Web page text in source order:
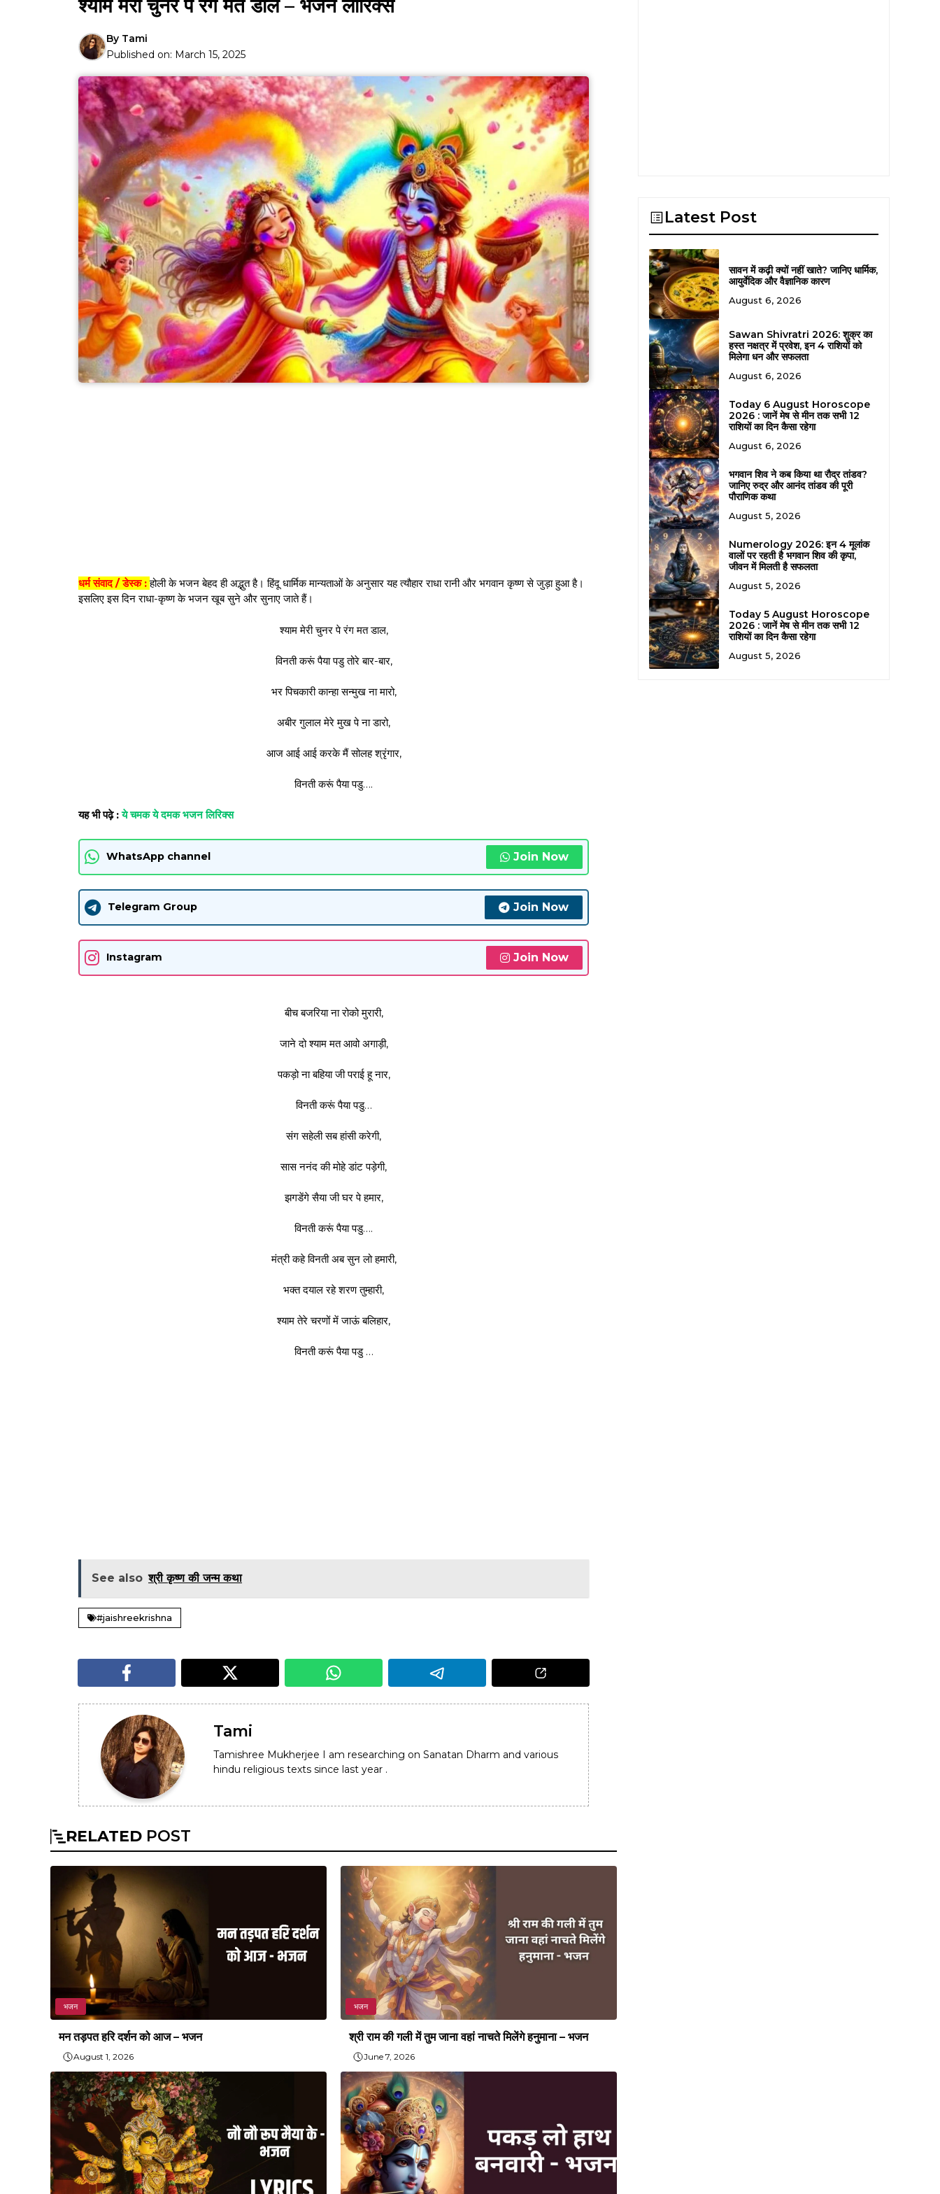
श्याम मेरी चुनर पे रंग मत डाल – भजन लीरिक्स
By Tami
Published on: March 15, 2025
धर्म संवाद / डेस्क :होली के भजन बेहद ही अद्भुत है। हिंदू धार्मिक मान्यताओं के अनुसार यह त्यौहार राधा रानी और भगवान कृष्ण से जुड़ा हुआ है।
इसलिए इस दिन राधा-कृष्ण के भजन खूब सुने और सुनाए जाते हैं।
श्याम मेरी चुनर पे रंग मत डाल,
विनती करूं पैया पडु तोरे बार-बार,
भर पिचकारी कान्हा सन्मुख ना मारो,
अबीर गुलाल मेरे मुख पे ना डारो,
आज आई आई करके मैं सोलह श्रृंगार,
विनती करूं पैया पडु….
यह भी पढ़े : ये चमक ये दमक भजन लिरिक्स
WhatsApp channel Join Now
Telegram Group Join Now
Instagram Join Now
बीच बजरिया ना रोको मुरारी,
जाने दो श्याम मत आवो अगाड़ी,
पकड़ो ना बहिया जी पराई हू नार,
विनती करूं पैया पडु…
संग सहेली सब हांसी करेगी,
सास ननंद की मोहे डांट पड़ेगी,
झगडेंगे सैया जी घर पे हमार,
विनती करूं पैया पडु….
मंत्री कहे विनती अब सुन लो हमारी,
भक्त दयाल रहे शरण तुम्हारी,
श्याम तेरे चरणों में जाऊं बलिहार,
विनती करूं पैया पडु …
See also श्री कृष्ण की जन्म कथा
#jaishreekrishna
Tami
Tamishree Mukherjee I am researching on Sanatan Dharm and various
hindu religious texts since last year .
RELATED POST
भजन
मन तड़पत हरि दर्शन को आज – भजन
August 1, 2026
भजन
श्री राम की गली में तुम जाना वहां नाचते मिलेंगे हनुमाना – भजन
June 7, 2026
Latest Post
सावन में कढ़ी क्यों नहीं खाते? जानिए धार्मिक,
आयुर्वेदिक और वैज्ञानिक कारण
August 6, 2026
Sawan Shivratri 2026: शुक्र का
हस्त नक्षत्र में प्रवेश, इन 4 राशियों को
मिलेगा धन और सफलता
August 6, 2026
Today 6 August Horoscope
2026 : जानें मेष से मीन तक सभी 12
राशियों का दिन कैसा रहेगा
August 6, 2026
भगवान शिव ने कब किया था रौद्र तांडव?
जानिए रुद्र और आनंद तांडव की पूरी
पौराणिक कथा
August 5, 2026
Numerology 2026: इन 4 मूलांक
वालों पर रहती है भगवान शिव की कृपा,
जीवन में मिलती है सफलता
August 5, 2026
Today 5 August Horoscope
2026 : जानें मेष से मीन तक सभी 12
राशियों का दिन कैसा रहेगा
August 5, 2026